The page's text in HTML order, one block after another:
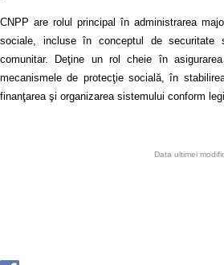
CNPP are rolul principal în administrarea
sociale, incluse în conceptul de securitate
comunitar. Deţine un rol cheie în
mecanismele de protecţie socială, în
finanţarea şi organizarea sistemului conform
Data ultimei